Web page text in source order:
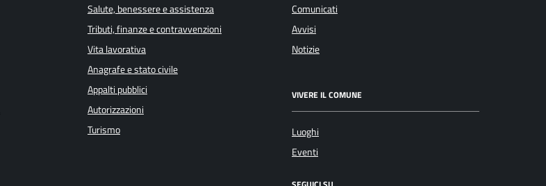
Salute, benessere e assistenza
Tributi, finanze e contravvenzioni
Vita lavorativa
Anagrafe e stato civile
Appalti pubblici
Autorizzazioni
Turismo
Comunicati
Avvisi
Notizie
VIVERE IL COMUNE
Luoghi
Eventi